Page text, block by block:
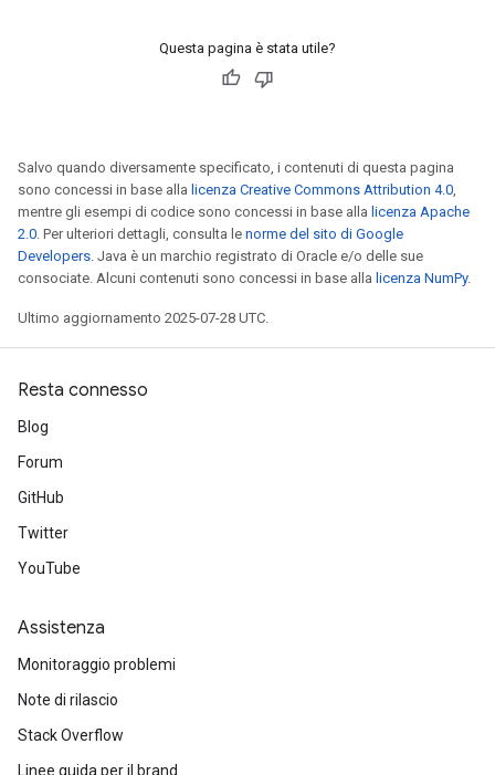
Questa pagina è stata utile?
Salvo quando diversamente specificato, i contenuti di questa pagina
sono concessi in base alla licenza Creative Commons Attribution 4.0,
mentre gli esempi di codice sono concessi in base alla licenza Apache
2.0. Per ulteriori dettagli, consulta le norme del sito di Google
Developers. Java è un marchio registrato di Oracle e/o delle sue
consociate. Alcuni contenuti sono concessi in base alla licenza NumPy.
Ultimo aggiornamento 2025-07-28 UTC.
Resta connesso
Blog
Forum
GitHub
Twitter
YouTube
Assistenza
Monitoraggio problemi
Note di rilascio
Stack Overflow
Linee guida per il brand